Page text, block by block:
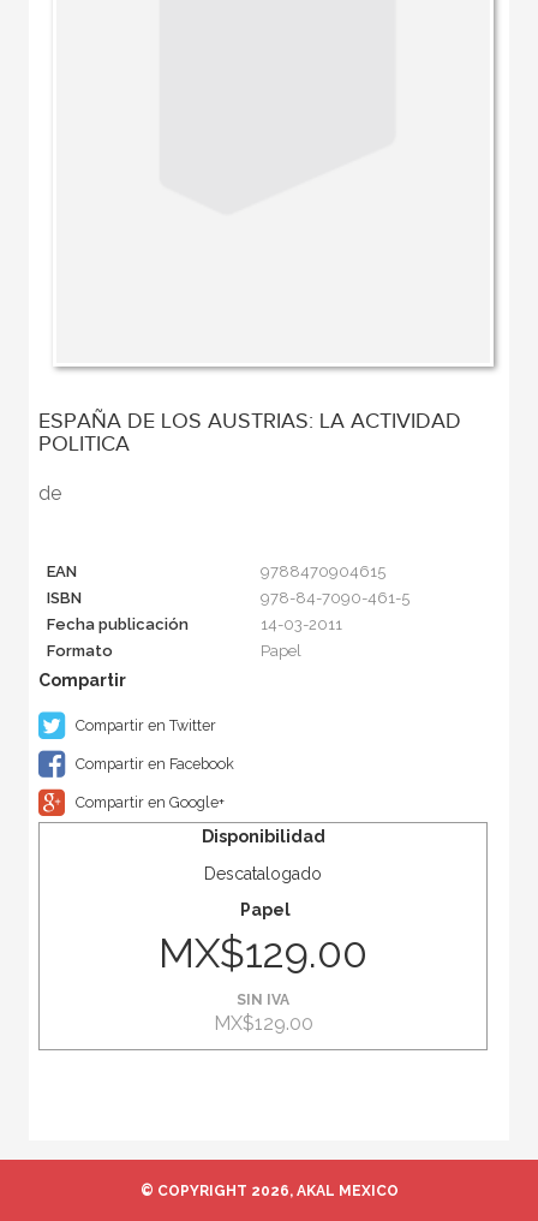
ESPAÑA DE LOS AUSTRIAS: LA ACTIVIDAD
POLITICA
de
EAN
9788470904615
ISBN
978-84-7090-461-5
Fecha publicación
14-03-2011
Formato
Papel
Compartir en Twitter
Compartir en Facebook
Compartir en Google+
Disponibilidad
Descatalogado
Papel
MX$129.00
SIN IVA
MX$129.00
© COPYRIGHT 2026, AKAL MEXICO